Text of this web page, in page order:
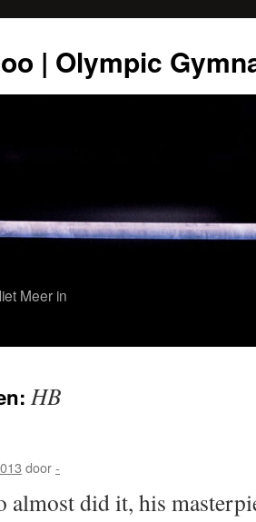
| Olympic
Meer in
HB
door-
almost did it, his